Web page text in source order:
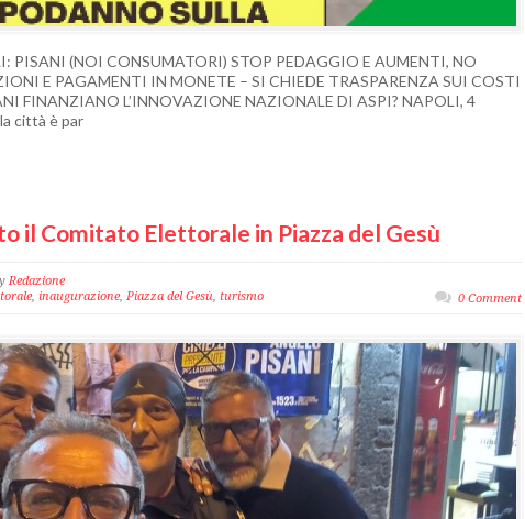
PISANI (NOI CONSUMATORI) STOP PEDAGGIO E AUMENTI, NO
E PAGAMENTI IN MONETE – SI CHIEDE TRASPARENZA SUI COSTI
FINANZIANO L’INNOVAZIONE NAZIONALE DI ASPI? NAPOLI, 4
città è par
il Comitato Elettorale in Piazza del Gesù
Redazione
, inaugurazione, Piazza del Gesù, turismo 0 Comment